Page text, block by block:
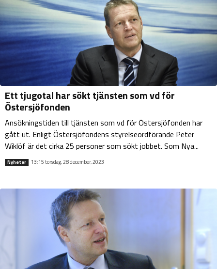
Ett tjugotal har sökt tjänsten som vd för
Östersjöfonden
Ansökningstiden till tjänsten som vd för Östersjöfonden har
gått ut. Enligt Östersjöfondens styrelseordförande Peter
Wiklöf är det cirka 25 personer som sökt jobbet. Som Nya...
Nyheter 13:15 torsdag, 28 december, 2023